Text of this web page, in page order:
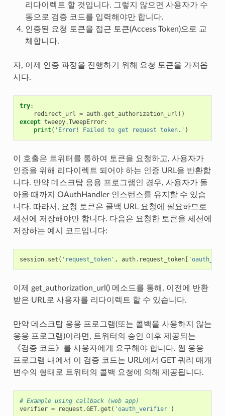
리다이렉트 할 것입니다. 그렇지 않으면 사용자가 수
동으로 검증 코드를 입력해야만 합니다.
인증된 요청 토큰을 접근 토큰(Access Token)으로 교
체합니다.
자, 이제 인증 과정을 진행하기 위해 요청 토큰을 가져옵
시다.
try:
redirect_url = auth.get_authorization_url ()
except tweepy.TweepError:
print ( 'Error! Failed to get request token.' )
이 호출은 트위터를 통하여 토큰을 요청하고, 사용자가
인증을 위해 리다이렉트 되어야 하는 인증 URL을 반환합
니다. 만약 데스크탑 응용 프로그램인 경우, 사용자가 돌
아올 때까지 OAuthHandler 인스턴스를 유지할 수 있습
니다. 따라서, 요청 토큰은 콜백 URL 요청에 필요하므로
세션에 저장해야만 합니다. 다음은 요청한 토큰을 세션에
저장하는 예시 코드입니다:
session. set ( 'request_token' , auth. request_token[
이제 get_authorization_url() 메소드를 통해, 이전에 반환
받은 URL로 사용자를 리다이렉트 할 수 있습니다.
만약 데스크탑 응용 프로그램(또는 콜백을 사용하지 않는
응용 프로그램)이라면, 트위터의 승인 이후 제공되는
《검증 코드》를 사용자에게 요구해야 합니다. 웹 응용
프로그램 내에서 이 검증 코드는 URL에서 GET 쿼리 매개
변수의 형태로 트위터의 콜백 요청에 의해 제공됩니다.
# Example using callback (web app)
verifier = request .GET.get ( 'oauth_verifier' )